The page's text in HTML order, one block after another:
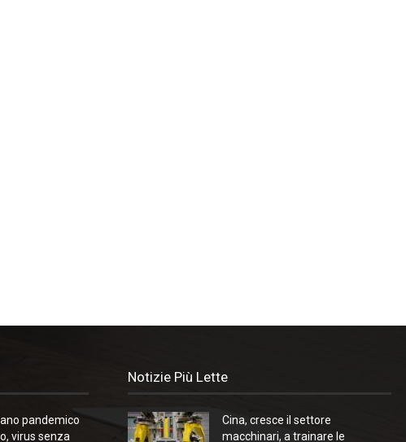
pandemico
virus senza
Notizie Più Lette
Cina, cresce il settore
macchinari, a trainare le